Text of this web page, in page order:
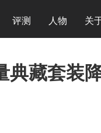
评测 人物 关
藏套装